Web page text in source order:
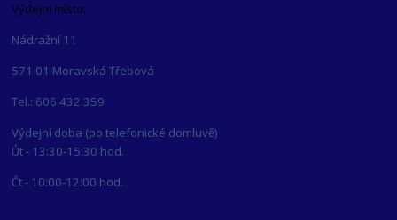
Výdejní místo:
Nádražní 11
571 01 Moravská Třebová
Tel.: 606 432 359
Výdejní doba (po telefonické domluvě)
Út - 13:30-15:30 hod.
Čt - 10:00-12:00 hod.